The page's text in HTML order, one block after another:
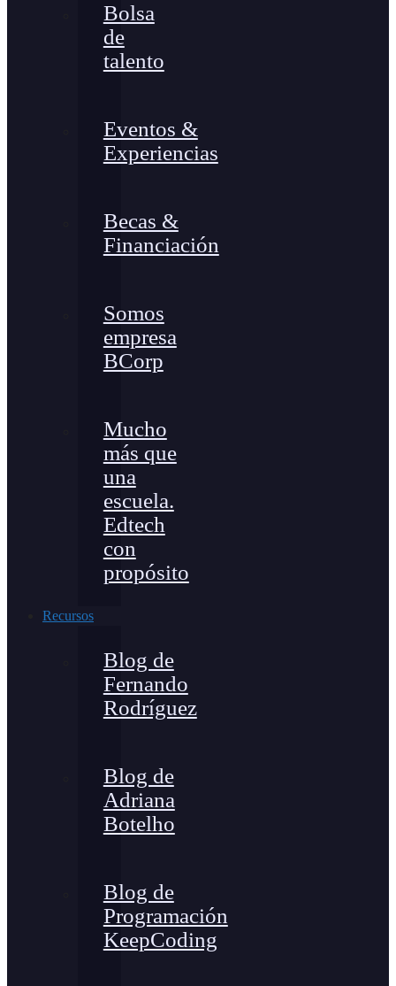
Bolsa
de
talento
Eventos &
Experiencias
Becas &
Financiación
Somos
empresa
BCorp
Mucho
más que
una
escuela.
Edtech
con
propósito
Recursos
Blog de
Fernando
Rodríguez
Blog de
Adriana
Botelho
Blog de
Programación
KeepCoding